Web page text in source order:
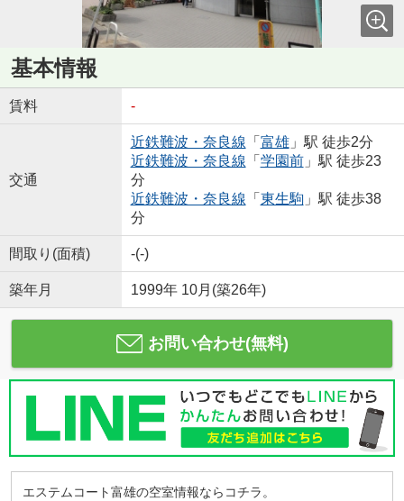
基本情報
賃料 -
交通
近鉄難波・奈良線 「 富雄」駅 徒歩2分
近鉄難波・奈良線 「 学園前」駅 徒歩23
分
近鉄難波・奈良線 「 東生駒」駅 徒歩38
分
間取り(面積) -(-)
築年月 1999年 10月(築26年)
お問い合わせ(無料)
エステムコート富雄の空室情報ならコチラ。